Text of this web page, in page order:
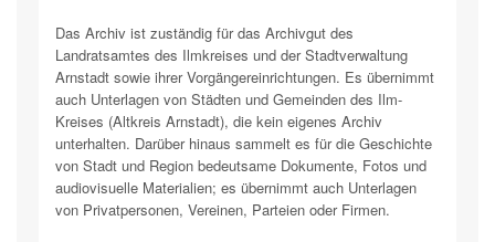
Das Archiv ist zuständig für das Archivgut des
Landratsamtes des Ilmkreises und der Stadtverwaltung
Arnstadt sowie ihrer Vorgängereinrichtungen. Es übernimmt
auch Unterlagen von Städten und Gemeinden des Ilm-
Kreises (Altkreis Arnstadt), die kein eigenes Archiv
unterhalten. Darüber hinaus sammelt es für die Geschichte
von Stadt und Region bedeutsame Dokumente, Fotos und
audiovisuelle Materialien; es übernimmt auch Unterlagen
von Privatpersonen, Vereinen, Parteien oder Firmen.